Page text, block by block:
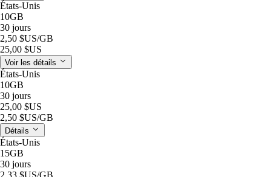
États-Unis
10GB
30 jours
2,50 $US/GB
25,00 $US
Voir les détails
États-Unis
10GB
30 jours
25,00 $US
2,50 $US/GB
Détails
États-Unis
15GB
30 jours
2,33 $US/GB